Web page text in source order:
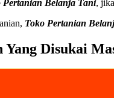
Pertanian Belanja Tani,
Toko Pertanian
Disukai